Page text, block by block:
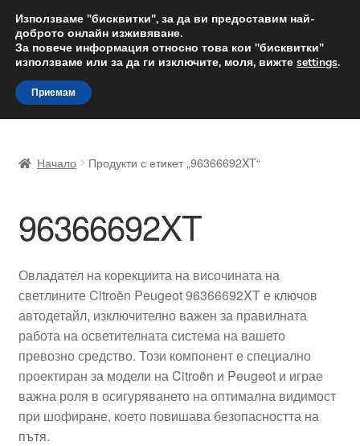
ДОСТАВКА от 12 лв.
Доставка по целия свят
Skip
to
navigation
Skip
to
content
Доставка по целия свят
Жалби
Количка
Контакт
Моята сметка
Плащанията
Начало Продукти с етикет „96366692XT“
96366692XT
Овладател на корекциита на височината на
светлините Citroën Peugeot 96366692XT е ключов
автодетайл, изключително важен за правилната
работа на осветителната система на вашето
превозно средство. Този компонент е специално
проектиран за модели на Citroën и Peugeot и играе
важна роля в осигуряването на оптимална видимост
при шофиране, което повишава безопасността на
пътя.
Използваме "бисквитки", за да ви предоставим най-
доброто онлайн изживяване.
За повече информация относно това кои "бисквитки"
използваме или за да ги изключите, моля, вижте settings.
Приемам